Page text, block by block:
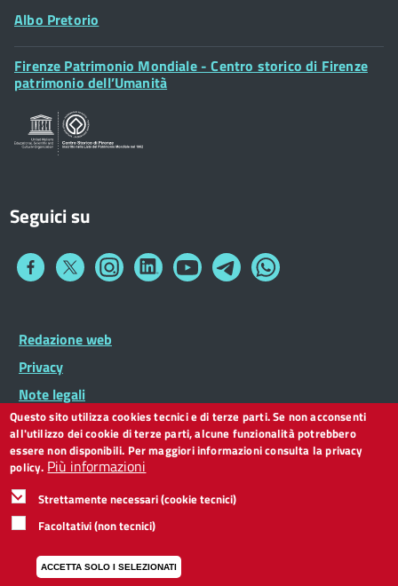
Posta Elettronica Certificata
Albo Pretorio
Footer
Widget
Firenze Patrimonio Mondiale - Centro storico di Firenze
patrimonio dell’Umanità
Seguici su
Collegamento
Collegamento
a
Collegamento
a
Collegamento
a
Collegamento
a
Collegamento
a
Collegamento
a
Widget
Footer
menu
Redazione web
Privacy
Note legali
Dichiarazione di accessibilità
CC BY 3.0 IT
Questo sito utilizza cookies tecnici e di terze parti. Se non acconsenti
all'utilizzo dei cookie di terze parti, alcune funzionalità potrebbero
essere non disponibili. Per maggiori informazioni consulta la privacy
policy. Più informazioni
Strettamente necessari (cookie tecnici)
Facoltativi (non tecnici)
ACCETTA SOLO I SELEZIONATI